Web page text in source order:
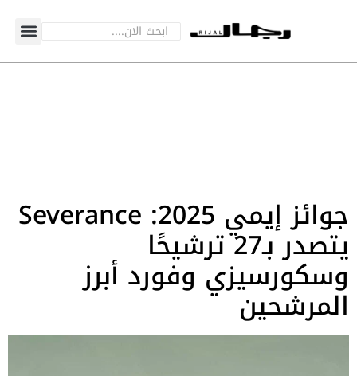
جوائز إيمي 2025: Severance
يتصدر بـ27 ترشيحًا
وسكورسيزي وفورد أبرز
المرشحين